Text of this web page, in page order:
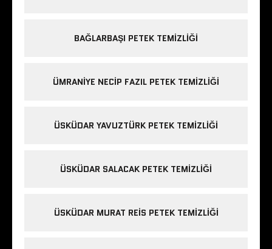
BAĞLARBAŞI PETEK TEMIZLIĞI
ÜMRANIYE NECIP FAZIL PETEK TEMIZLIĞI
ÜSKÜDAR YAVUZTÜRK PETEK TEMIZLIĞI
ÜSKÜDAR SALACAK PETEK TEMIZLIĞI
ÜSKÜDAR MURAT REIS PETEK TEMIZLIĞI